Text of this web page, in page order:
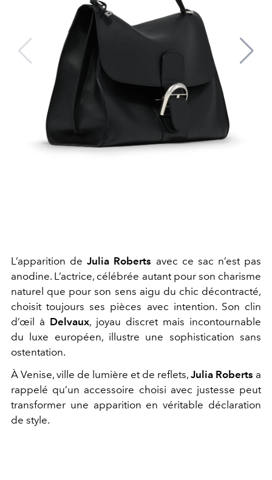
L’apparition deJulia Roberts avec ce sac n’est pas
anodine. L’actrice, célébrée autant pour son charisme
naturel que pour son sens aigu du chic décontracté,
choisit toujours ses pièces avec intention. Son clin
d’œil à Delvaux, joyau discret mais incontournable
du luxe européen, illustre une sophistication sans
ostentation.
À Venise, ville de lumière et de reflets, Julia Roberts a
rappelé qu’un accessoire choisi avec justesse peut
transformer une apparition en véritable déclaration
de style.